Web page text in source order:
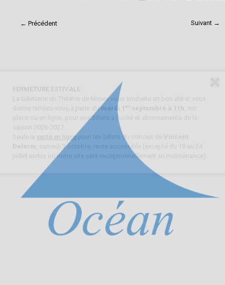
← Précédent Suivant →
La billetterie du Théâtre de Nîmes vous souhaite un bon été et vous
donne rendez-vous à partir dumardi 1
place ou en ligne, pour vos billets à l’unité et abonnements de la
vente en lignepour les billets du concert de
, samedi 3 octobre, reste accessible (excepté du 19 au 24
juillet inclus où notre site sera exceptionnellement en maintenance).